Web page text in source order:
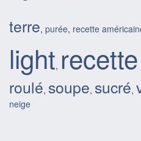
terre, purée, recette
light,
roulé, soupe, sucré,
neige